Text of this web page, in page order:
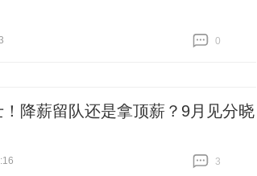
0
降薪留队还是拿顶薪？9月见分晓
3